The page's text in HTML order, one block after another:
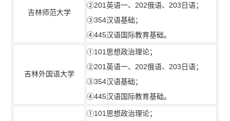
吉林师范大学
②201英语一、202俄语、203日语；
③354汉语基础；
④445汉语国际教育基础。
吉林外国语大学
①101思想政治理论；
②201英语一、202俄语、203日语；
③354汉语基础；
④445汉语国际教育基础。
①101思想政治理论；